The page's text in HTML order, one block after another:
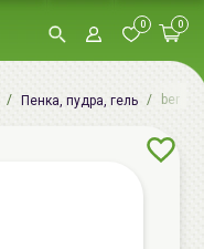
0 0
Пенка, пудра, гель